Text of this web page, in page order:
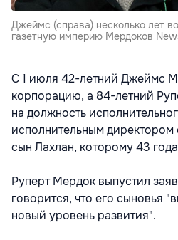
Джеймс (справа) несколько лет
газетную империю Мердоков
С 1 июля 42-летний Джеймс
корпорацию, а 84-летний
на должность
исполнительным директором
сын Лахлан, которому 43
Руперт Мердок выпустил
говорится, что его сыновья
новый уровень развития".